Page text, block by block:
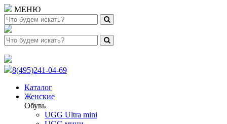
МЕНЮ
8(495)241-04-69
Каталог
Женские
Обувь
UGG Ultra mini